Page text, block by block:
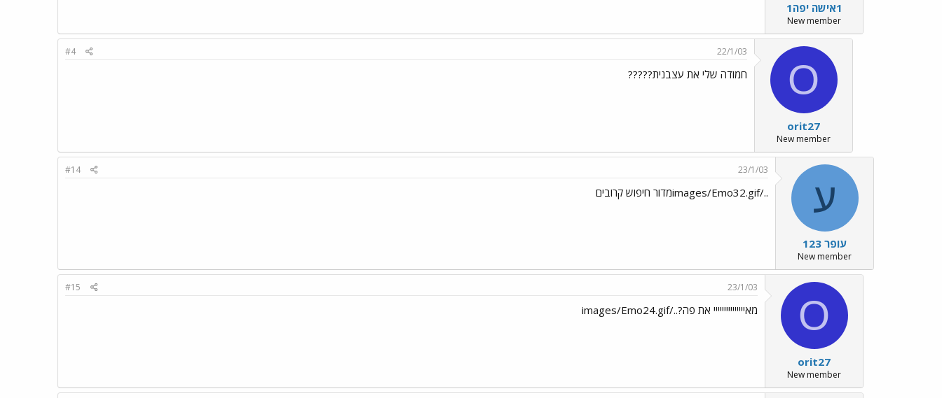
1אישה יפה1
New member
O
orit27
New member
22/1/03
#4
חמודה שלי את עצבנית?????
ע
עופר 123
New member
23/1/03
#14
../images/Emo32.gifמדור חיפוש קרובים
O
orit27
New member
23/1/03
#15
מאייייייייייייייי את פה?../images/Emo24.gif